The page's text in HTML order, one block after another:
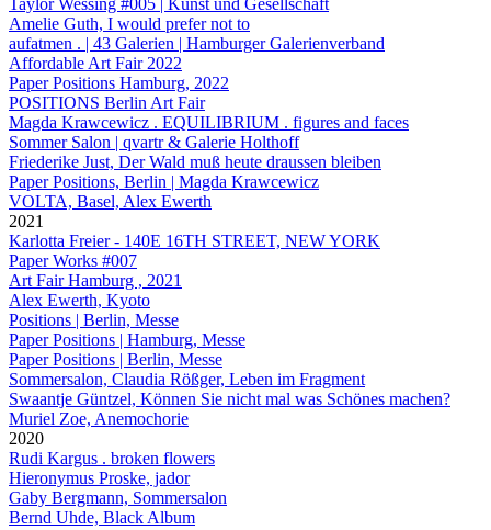
Taylor Wessing #005 | Kunst und Gesellschaft
Amelie Guth, I would prefer not to
aufatmen . | 43 Galerien | Hamburger Galerienverband
Affordable Art Fair 2022
Paper Positions Hamburg, 2022
POSITIONS Berlin Art Fair
Magda Krawcewicz . EQUILIBRIUM . figures and faces
Sommer Salon | qvartr & Galerie Holthoff
Friederike Just, Der Wald muß heute draussen bleiben
Paper Positions, Berlin | Magda Krawcewicz
VOLTA, Basel, Alex Ewerth
2021
Karlotta Freier - 140E 16TH STREET, NEW YORK
Paper Works #007
Art Fair Hamburg , 2021
Alex Ewerth, Kyoto
Positions | Berlin, Messe
Paper Positions | Hamburg, Messe
Paper Positions | Berlin, Messe
Sommersalon, Claudia Rößger, Leben im Fragment
Swaantje Güntzel, Können Sie nicht mal was Schönes machen?
Muriel Zoe, Anemochorie
2020
Rudi Kargus . broken flowers
Hieronymus Proske, jador
Gaby Bergmann, Sommersalon
Bernd Uhde, Black Album